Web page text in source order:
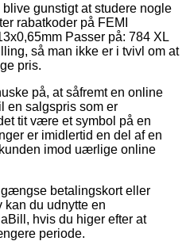
gunstigt at studere nogle
rabatkoder på FEMI
Passer på: 784 XL
så man ikke er i tvivl om at
pris.
på, at såfremt en online
en salgspris som er
tit være et symbol på en
er imidlertid en del af en
imod uærlige online
betalingskort eller
kan du udnytte en
hvis du higer efter at
periode.